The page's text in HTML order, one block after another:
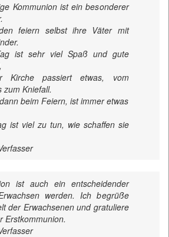
Kommunion ist ein besonderer
feiern selbst ihre Väter mit
ist sehr viel Spaß und gute
Kirche passiert etwas, vom
zum Kniefall.
beim Feiern, ist immer etwas
ist viel zu tun, wie schaffen sie
ist auch ein entscheidender
werden. Ich begrüße
der Erwachsenen und gratuliere
Erstkommunion.